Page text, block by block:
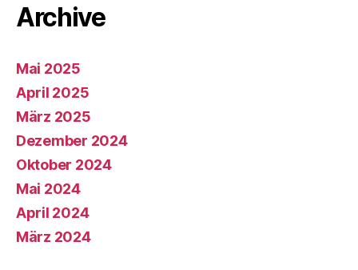
Archive
Mai 2025
April 2025
März 2025
Dezember 2024
Oktober 2024
Mai 2024
April 2024
März 2024